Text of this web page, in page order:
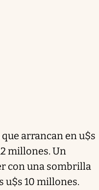
arrancan en u$s
millones. Un
con una sombrilla
u$s 10 millones.